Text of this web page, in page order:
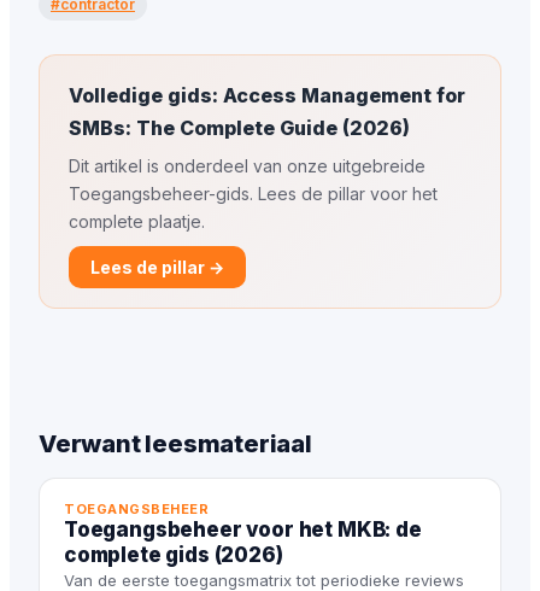
#contractor
Volledige gids: Access Management for
SMBs: The Complete Guide (2026)
Dit artikel is onderdeel van onze uitgebreide
Toegangsbeheer-gids. Lees de pillar voor het
complete plaatje.
Lees de pillar →
Verwant leesmateriaal
TOEGANGSBEHEER
Toegangsbeheer voor het MKB: de
complete gids (2026)
Van de eerste toegangsmatrix tot periodieke reviews